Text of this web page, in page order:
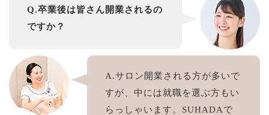
Q.卒業後は皆さん開業されるの
ですか？
A.サロン開業される方が多いで
すが、中には就職を選ぶ方もい
らっしゃいます。SUHADAで